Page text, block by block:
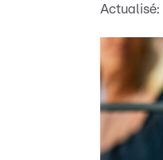
Actualisé: